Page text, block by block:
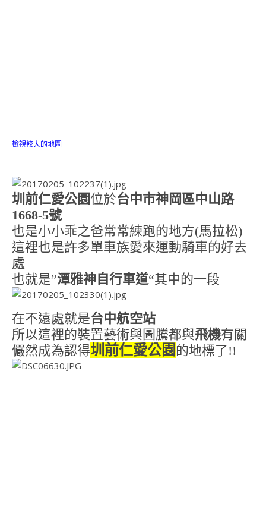
檢視較大的地圖
圳前仁愛公園位於台中市神岡區中山路
1668-5號
也是小小乖之爸常常練跑的地方(馬拉松)
這裡也是許多單車族愛來運動騎車的好去
處
也就是”潭雅神自行車道“其中的一段
在不遠處就是台中航空站
所以這裡的裝置藝術與圖騰都與飛機有關
儼然成為認得圳前仁愛公園 的地標了!!